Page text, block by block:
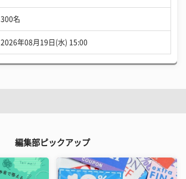
300名
2026年08月19日(水) 15:00
編集部ピックアップ